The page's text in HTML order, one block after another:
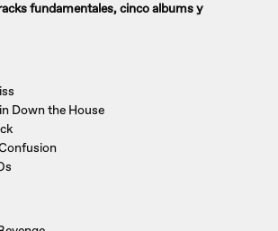
fundamentales, cinco albums y
Down the House